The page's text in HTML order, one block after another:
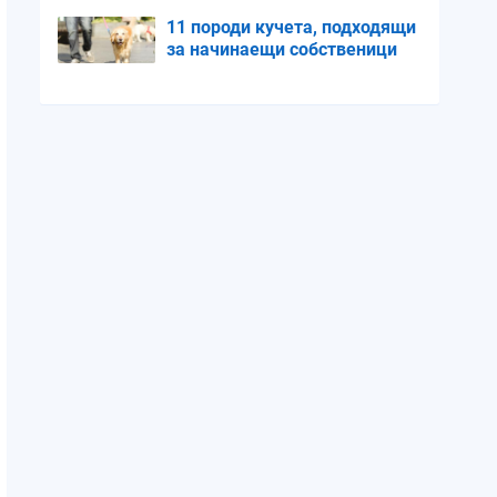
11 породи кучета, подходящи
за начинаещи собственици